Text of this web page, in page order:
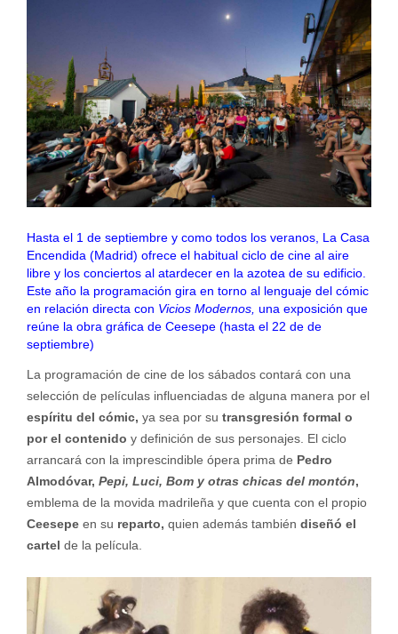
Hasta el 1 de septiembre y como todos los veranos, La Casa
Encendida (Madrid) ofrece el habitual ciclo de cine al aire
libre y los conciertos al atardecer en la azotea de su edificio.
Este año la programación gira en torno al lenguaje del cómic
en relación directa con Vicios Modernos, una exposición que
reúne la obra gráfica de Ceesepe (hasta el 22 de de
septiembre)
La programación de cine de los sábados contará con una
selección de películas influenciadas de alguna manera por el
espíritu del cómic, ya sea por su transgresión formal o
por el contenido y definición de sus personajes. El ciclo
arrancará con la imprescindible ópera prima de Pedro
Almodóvar, Pepi, Luci, Bom y otras chicas del montón,
emblema de la movida madrileña y que cuenta con el propio
Ceesepeen su reparto, quien además también diseñó el
cartel de la película.